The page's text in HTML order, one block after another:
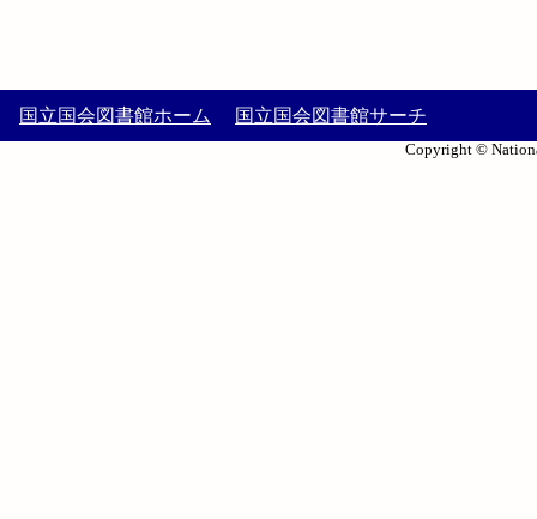
国立国会図書館ホーム 国立国会図書館サーチ
Copyright ©